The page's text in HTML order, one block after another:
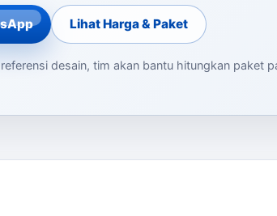
Lihat Harga & Paket
desain, tim akan bantu hitungkan paket